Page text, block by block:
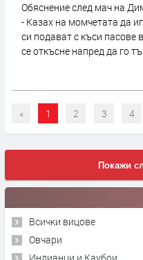
Обяснение след мач на
- Казах на момчетата да
си подават с къси пасове
се откъсне напред да го
« 1 2 3 4
Покажи
Всички вицове
Овчари